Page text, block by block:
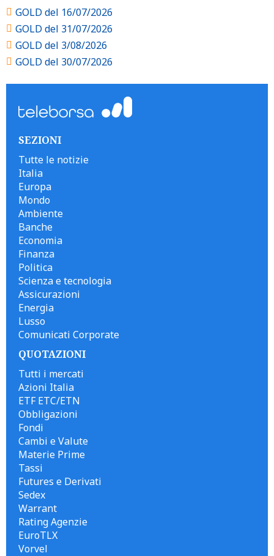
GOLD del 16/07/2026
GOLD del 31/07/2026
GOLD del 3/08/2026
GOLD del 30/07/2026
SEZIONI
Tutte le notizie
Italia
Europa
Mondo
Ambiente
Banche
Economia
Finanza
Politica
Scienza e tecnologia
Assicurazioni
Energia
Lusso
Comunicati Corporate
QUOTAZIONI
Tutti i mercati
Azioni Italia
ETF ETC/ETN
Obbligazioni
Fondi
Cambi e Valute
Materie Prime
Tassi
Futures e Derivati
Sedex
Warrant
Rating Agenzie
EuroTLX
Vorvel